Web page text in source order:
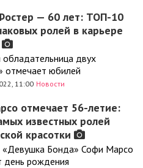
— 60 лет: ТОП-10
ролей в карьере
обладательница двух
отмечает юбилей
11:00 Новости
отмечает 56-летие:
известных ролей
красотки
«Девушка Бонда» Софи Марсо
день рождения